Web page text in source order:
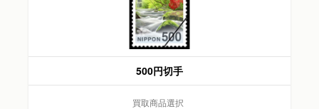
500円切手
買取商品選択